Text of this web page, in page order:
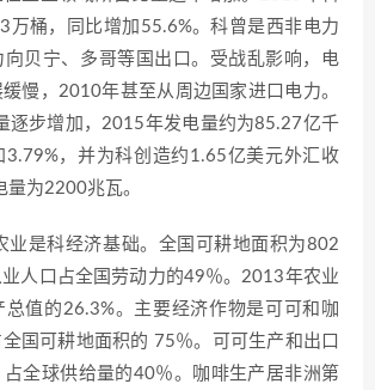
万桶，同比增加55.6%。科曾是西非电力
向贝宁、多哥等国出口。受战乱影响，电
慢，2010年甚至从周边国家进口电力。
逐步增加，2015年发电量约为85.27亿千
3.79%，并为科创造约1.65亿美元外汇收
为2200兆瓦。
业是科经济基础。全国可耕地面积为802
人口占全国劳动力的49％。2013年农业
总值的26.3%。主要经济作物是可可和咖
国可耕地面积的 75％。可可生产和出口
全球供给量的40％。咖啡生产居非洲第